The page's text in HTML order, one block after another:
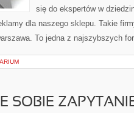
się do ekspertów w
dla naszego sklepu. Takie
To jedna z najszybszych
SOBIE